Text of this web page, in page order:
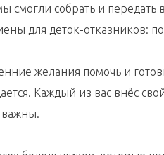
смогли собрать и
для деток-отказников:
желания помочь и
Каждый из вас внёс
важны.